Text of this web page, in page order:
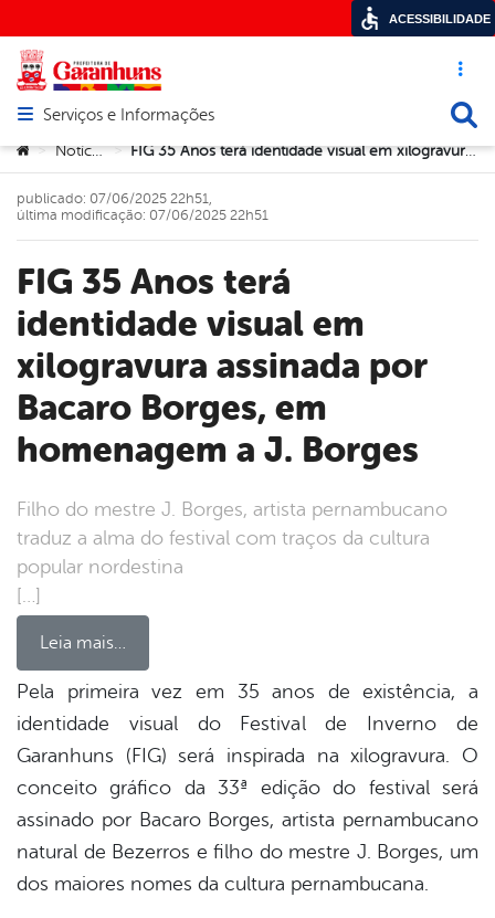
Acesso
Abrir menu principal de navegação
Serviços e Informações
Você está aqui:
> Notícias > FIG 35 Anos terá identidade visual em xilogravura assinada por Bacaro Borges, em homenagem a J. Borges
FIG 35 Anos terá
identidade visual em
xilogravura assinada por
Bacaro Borges, em
homenagem a J. Borges
Filho do mestre J. Borges, artista pernambucano
traduz a alma do festival com traços da cultura
popular nordestina
[…]
Leia mais…
publicado: 07/06/2025 22h51,
última modificação: 07/06/2025 22h51
Pela primeira vez em 35 anos de existência, a
identidade visual do Festival de Inverno de
Garanhuns (FIG) será inspirada na xilogravura. O
conceito gráfico da 33ª edição do festival será
assinado por Bacaro Borges, artista pernambucano
natural de Bezerros e filho do mestre J. Borges, um
dos maiores nomes da cultura pernambucana.
ACESSIBILIDADE